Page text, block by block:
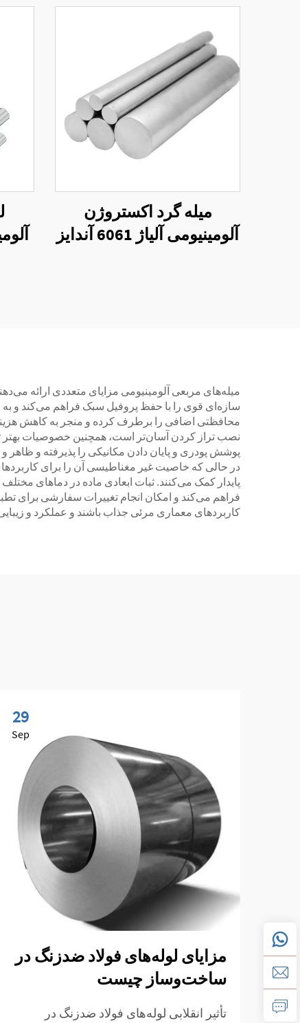
میله گرد اکستروژن
آلومینیومی آلیاژ 6061 آندایز
میله‌های مربعی آلومینیومی مزایای متعددی ارائه
سازه‌ای قوی را با حفظ پروفیل سبک فراهم می‌کند و
محافظتی اضافی را برطرف کرده و منجر به کاهش
نصب تراز کردن آسان‌تر است، همچنین خصوصیات بهتر
پوشش پودری و پایان دادن مکانیکی را پذیرفته و ظاهر و
پایدار کمک می‌کنند. ثبات ابعادی ماده در دماهای
فراهم می‌کند و امکان انجام تغییرات سفارشی برای
کاربردهای معماری مرئی جذاب باشند و عملکرد و
29
Sep
مزایای لوله‌های فولاد ضدزنگ در
ساخت‌وساز چیست
تأثیر انقلابی لوله‌های فولاد ضدزنگ در